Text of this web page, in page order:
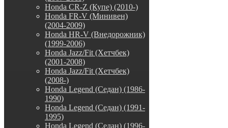
Honda CR-Z (Купе) (2010-)
Honda FR-V (Минивен)
(2004-2009)
Honda HR-V (Внедорожник)
(1999-2006)
Honda Jazz/Fit (Хетчбек)
(2001-2008)
Honda Jazz/Fit (Хетчбек)
(2008-)
Honda Legend (Седан) (1986-
1990)
Honda Legend (Седан) (1991-
1995)
Honda Legend (Седан) (1996-